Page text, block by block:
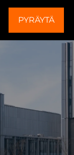
PYRÄYTÄ